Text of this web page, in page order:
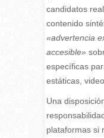
candidatos
contenido
«advertencia
accesible»
específicas
estáticas,
Una
plataformas si